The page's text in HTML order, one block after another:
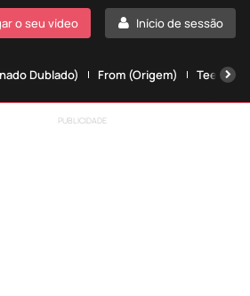
Início de sessão
o seu vídeo
Dublado) From (Origem) Teen
PUBLICIDADE